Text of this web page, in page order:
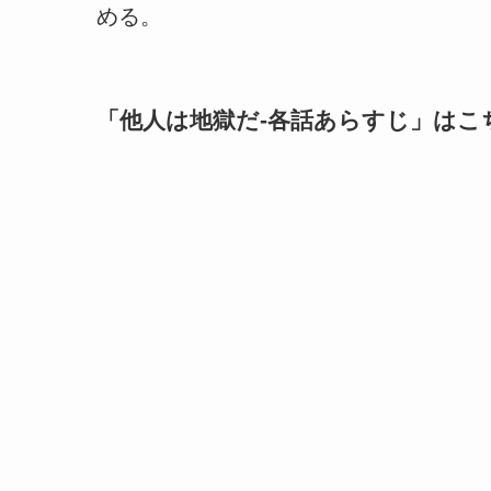
める。
「 他人は地獄だ-各話あらすじ 」は